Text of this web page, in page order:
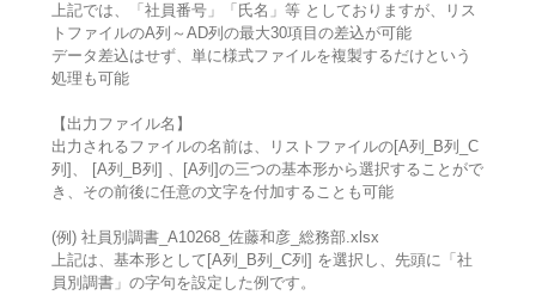
上記では、「社員番号」「氏名」等 としておりますが、リス
トファイルのA列～AD列の最大30項目の差込が可能
データ差込はせず、単に様式ファイルを複製するだけという
処理も可能
【出力ファイル名】
出力されるファイルの名前は、リストファイルの[A列_B列_C
列]、 [A列_B列] 、[A列]の三つの基本形から選択することがで
き、その前後に任意の文字を付加することも可能
(例) 社員別調書_A10268_佐藤和彦_総務部.xlsx
上記は、基本形として[A列_B列_C列] を選択し、先頭に「社
員別調書」の字句を設定した例です。